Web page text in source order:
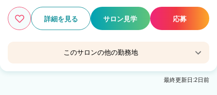
この条件の求人数4件
検索する
詳細を見る サロン見学 応募
このサロンの他の勤務地
Agu hair lunon八戸石堂店
最終更新日:2日前